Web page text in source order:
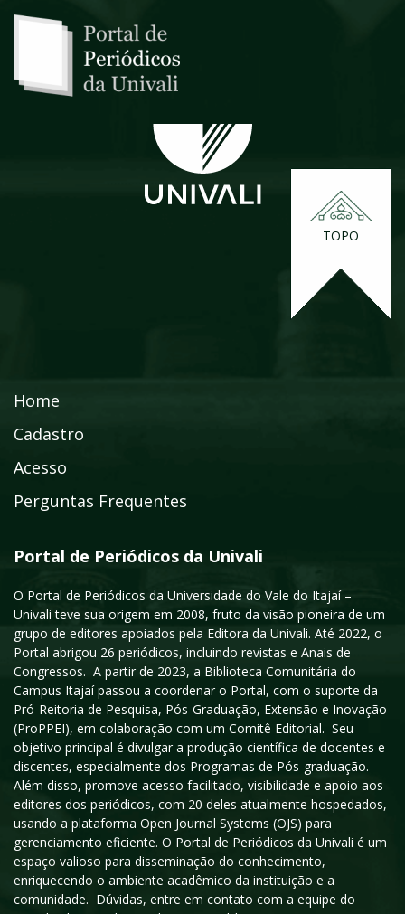
TOPO
Home
Cadastro
Acesso
Perguntas Frequentes
Portal de Periódicos da Univali
O Portal de Periódicos da Universidade do Vale do Itajaí –
Univali teve sua origem em 2008, fruto da visão pioneira de um
grupo de editores apoiados pela Editora da Univali. Até 2022, o
Portal abrigou 26 periódicos, incluindo revistas e Anais de
Congressos. A partir de 2023, a Biblioteca Comunitária do
Campus Itajaí passou a coordenar o Portal, com o suporte da
Pró-Reitoria de Pesquisa, Pós-Graduação, Extensão e Inovação
(ProPPEI), em colaboração com um Comitê Editorial. Seu
objetivo principal é divulgar a produção científica de docentes e
discentes, especialmente dos Programas de Pós-graduação.
Além disso, promove acesso facilitado, visibilidade e apoio aos
editores dos periódicos, com 20 deles atualmente hospedados,
usando a plataforma Open Journal Systems (OJS) para
gerenciamento eficiente. O Portal de Periódicos da Univali é um
espaço valioso para disseminação do conhecimento,
enriquecendo o ambiente acadêmico da instituição e a
comunidade. Dúvidas, entre em contato com a equipe do